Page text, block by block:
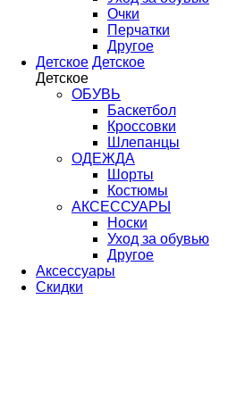
Очки
Перчатки
Другое
Детское Детское
Детское
ОБУВЬ
Баскетбол
Кроссовки
Шлепанцы
ОДЕЖДА
Шорты
Костюмы
АКСЕССУАРЫ
Носки
Уход за обувью
Другое
Аксессуары
Скидки